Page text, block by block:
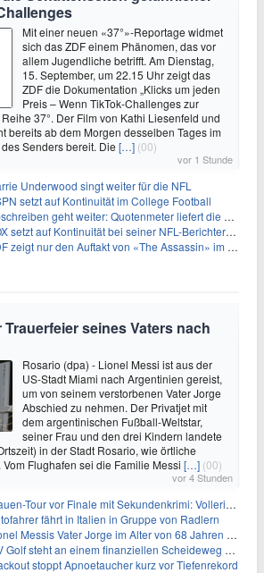
Mit einer neuen «37°»-Reportage widmet
sich das ZDF einem Phänomen, das vor
allem Jugendliche betrifft. Am Dienstag,
15. September, um 22.15 Uhr zeigt das
ZDF die Dokumentation „Klicks um jeden
Preis – Wenn TikTok-Challenges zur
37°. Der Film von Kathi Liesenfeld und
bereits ab dem Morgen desselben Tages im
Senders bereit. Die […] (00)
vor 1 Stunde
Underwood singt weiter für die NFL
setzt auf Kontinuität im College Football
geht weiter: Quotenmeter liefert die Vorlagen
setzt auf Kontinuität bei seiner NFL-Berichterstattung
zeigt nur den Auftakt von «The Assassin» im Fernsehen
seines Vaters nach
Rosario (dpa) - Lionel Messi ist aus der
US-Stadt Miami nach Argentinien gereist,
um von seinem verstorbenen Vater Jorge
Abschied zu nehmen. Der Privatjet mit
dem argentinischen Fußball-Weltstar,
seiner Frau und den drei Kindern landete
in der Stadt Rosario, wie örtliche
Flughafen sei die Familie Messi […] (00)
vor 4 Stunden
Tour vor Finale mit Sekundenkrimi: Vollering in Gelb
fährt in Italien in Gruppe von Radlern
Messis Vater Jorge im Alter von 68 Jahren gestorben
steht an einem finanziellen Scheideweg auf der Suche nach neuen Investitionen
stoppt Apnoetaucher kurz vor Tiefenrekord